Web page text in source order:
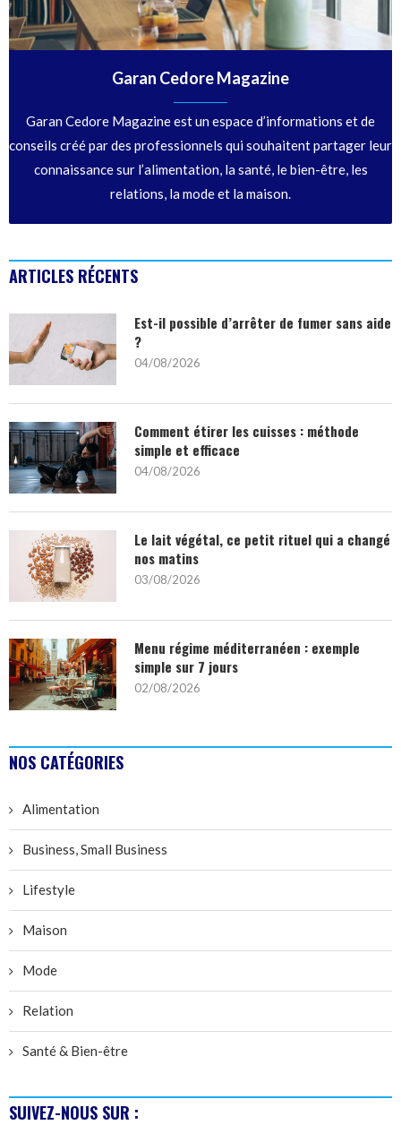
Garan Cedore Magazine
Garan Cedore Magazine est un espace d’informations et de
conseils créé par des professionnels qui souhaitent partager leur
connaissance sur l’alimentation, la santé, le bien-être, les
relations, la mode et la maison.
ARTICLES RÉCENTS
Est-il possible d’arrêter de fumer sans aide
?
04/08/2026
Comment étirer les cuisses : méthode
simple et efficace
04/08/2026
Le lait végétal, ce petit rituel qui a changé
nos matins
03/08/2026
Menu régime méditerranéen : exemple
simple sur 7 jours
02/08/2026
NOS CATÉGORIES
Alimentation
Business, Small Business
Lifestyle
Maison
Mode
Relation
Santé & Bien-être
SUIVEZ-NOUS SUR :